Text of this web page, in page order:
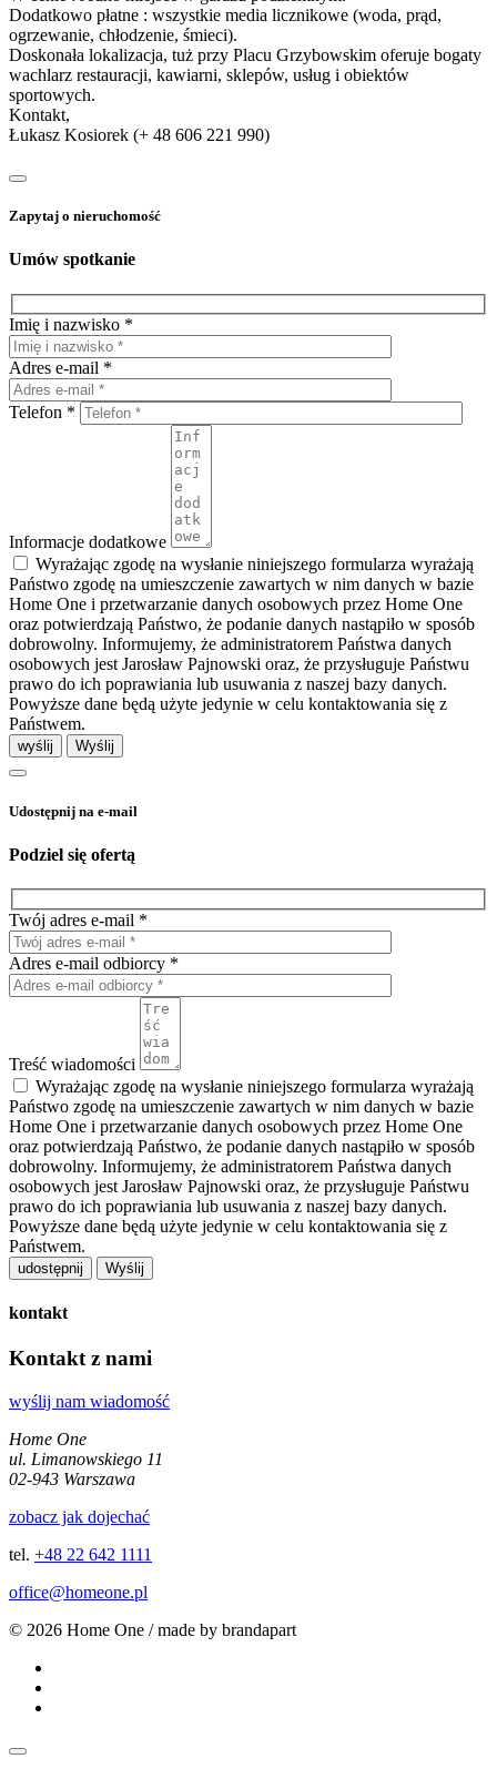
Dodatkowo płatne : wszystkie media licznikowe (woda, prąd,
ogrzewanie, chłodzenie, śmieci).
Doskonała lokalizacja, tuż przy Placu Grzybowskim oferuje bogaty
wachlarz restauracji, kawiarni, sklepów, usług i obiektów
sportowych.
Kontakt,
Łukasz Kosiorek (+ 48 606 221 990)
Zapytaj o nieruchomość
Umów spotkanie
Imię i nazwisko *
Adres e-mail *
Telefon *
Informacje dodatkowe
Wyrażając zgodę na wysłanie niniejszego formularza wyrażają
Państwo zgodę na umieszczenie zawartych w nim danych w bazie
Home One i przetwarzanie danych osobowych przez Home One
oraz potwierdzają Państwo, że podanie danych nastąpiło w sposób
dobrowolny. Informujemy, że administratorem Państwa danych
osobowych jest Jarosław Pajnowski oraz, że przysługuje Państwu
prawo do ich poprawiania lub usuwania z naszej bazy danych.
Powyższe dane będą użyte jedynie w celu kontaktowania się z
Państwem.
wyślij
Udostępnij na e-mail
Podziel się ofertą
Twój adres e-mail *
Adres e-mail odbiorcy *
Treść wiadomości
Wyrażając zgodę na wysłanie niniejszego formularza wyrażają
Państwo zgodę na umieszczenie zawartych w nim danych w bazie
Home One i przetwarzanie danych osobowych przez Home One
oraz potwierdzają Państwo, że podanie danych nastąpiło w sposób
dobrowolny. Informujemy, że administratorem Państwa danych
osobowych jest Jarosław Pajnowski oraz, że przysługuje Państwu
prawo do ich poprawiania lub usuwania z naszej bazy danych.
Powyższe dane będą użyte jedynie w celu kontaktowania się z
Państwem.
udostępnij
kontakt
Kontakt z nami
wyślij nam wiadomość
Home One
ul. Limanowskiego 11
02-943 Warszawa
zobacz jak dojechać
tel. +48 22 642 1111
office@homeone.pl
© 2026 Home One / made by brandapart